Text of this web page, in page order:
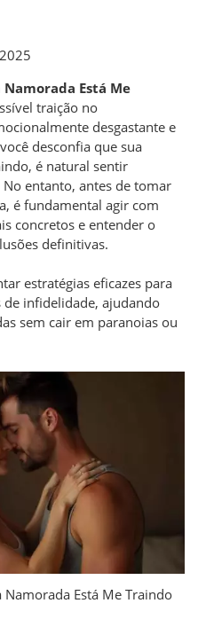
Está Me
traição no
desgastante e
desconfia que sua
é natural sentir
entanto, antes de tomar
é fundamental agir com
concretos e entender o
definitivas.
estratégias eficazes para
infidelidade, ajudando
sem cair em paranoias ou
Está Me Traindo